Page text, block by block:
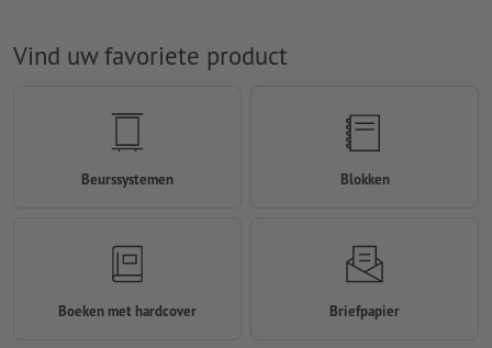
Vind uw favoriete product
Beurssystemen Blokken
Boeken met hardcover Briefpapier